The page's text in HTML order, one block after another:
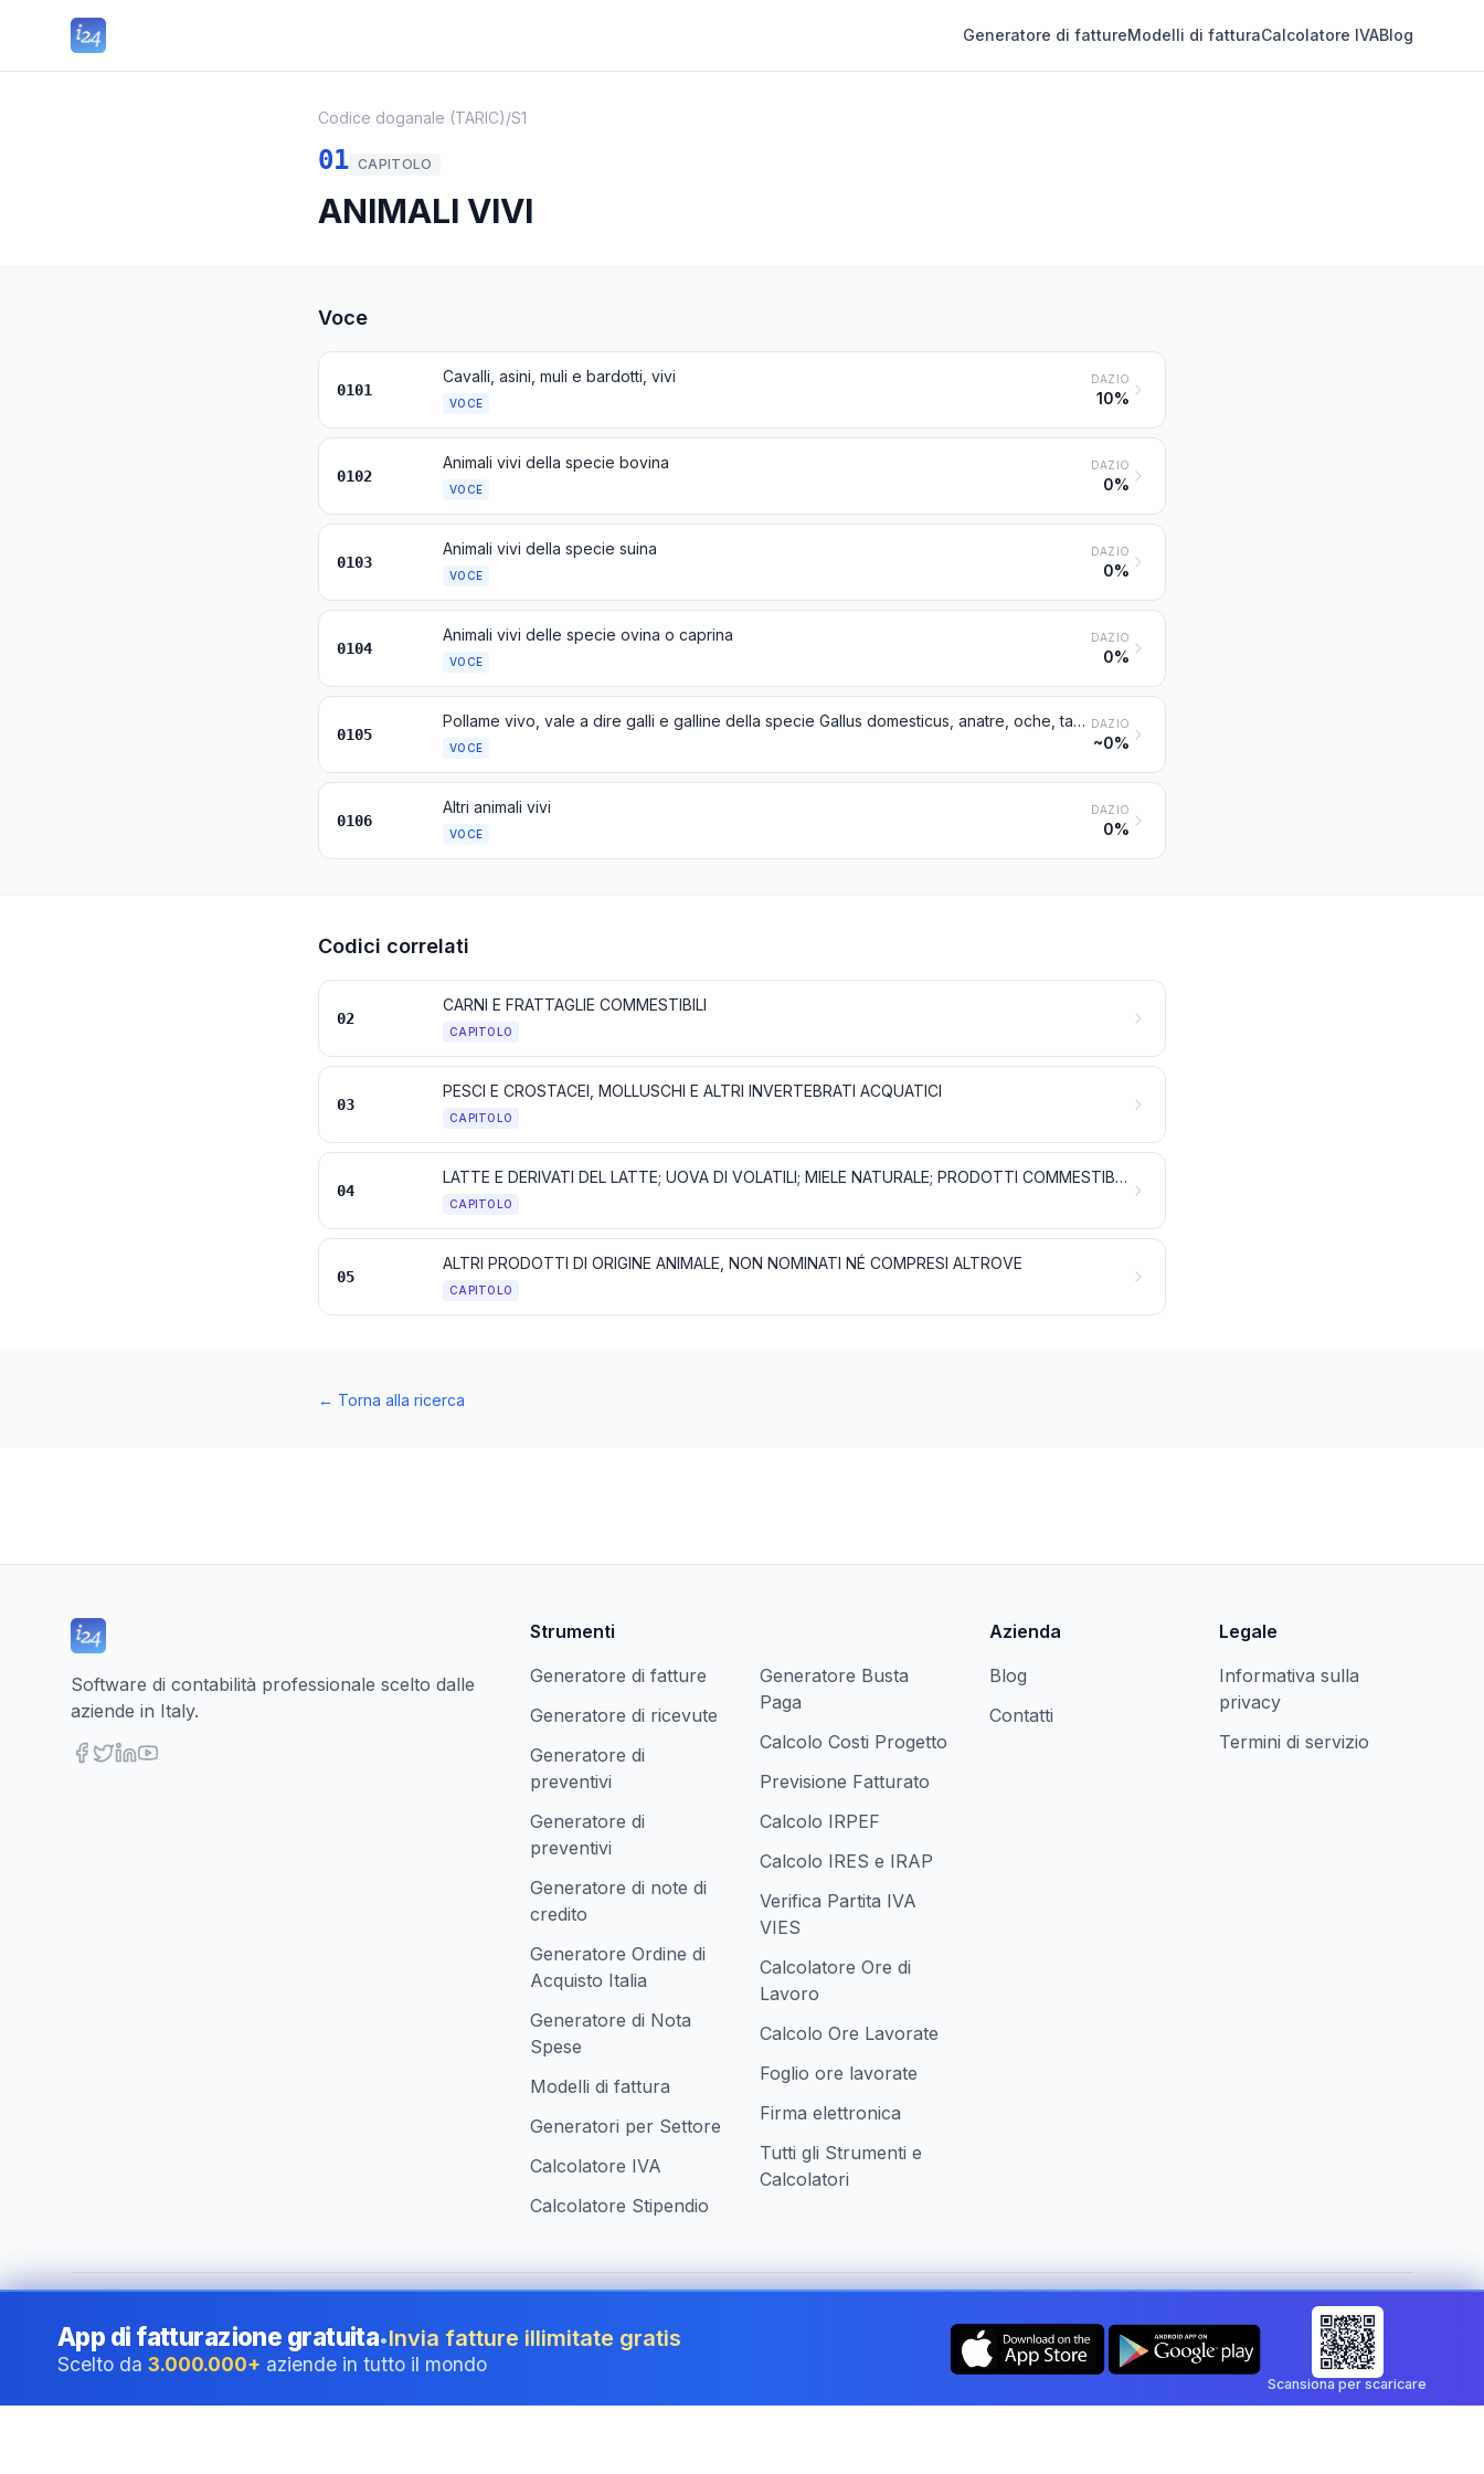
Generatore di fattureModelli di fatturaCalcolatore IVABlog
Codice doganale (TARIC)/S1
01 CAPITOLO
ANIMALI VIVI
Voce
0101
Cavalli, asini, muli e bardotti, vivi
VOCE
DAZIO
10%
0102
Animali vivi della specie bovina
VOCE
DAZIO
0%
0103
Animali vivi della specie suina
VOCE
DAZIO
0%
0104
Animali vivi delle specie ovina o caprina
VOCE
DAZIO
0%
0105
Pollame vivo, vale a dire galli e galline della specie Gallus domesticus, anatre, oche, tacchini, tacchine e faraone
VOCE
DAZIO
~0%
0106
Altri animali vivi
VOCE
DAZIO
0%
Codici correlati
02
CARNI E FRATTAGLIE COMMESTIBILI
CAPITOLO
03
PESCI E CROSTACEI, MOLLUSCHI E ALTRI INVERTEBRATI ACQUATICI
CAPITOLO
04
LATTE E DERIVATI DEL LATTE; UOVA DI VOLATILI; MIELE NATURALE; PRODOTTI COMMESTIBILI DI ORIGINE ANIMALE, NON NOMINATI NÉ COMPRESI ALTROVE
CAPITOLO
05
ALTRI PRODOTTI DI ORIGINE ANIMALE, NON NOMINATI NÉ COMPRESI ALTROVE
CAPITOLO
← Torna alla ricerca
Software di contabilità professionale scelto dalle
aziende in Italy.
Strumenti
Generatore di fatture
Generatore di ricevute
Generatore di
preventivi
Generatore di
preventivi
Generatore di note di
credito
Generatore Ordine di
Acquisto Italia
Generatore di Nota
Spese
Modelli di fattura
Generatori per Settore
Calcolatore IVA
Calcolatore Stipendio
Generatore Busta
Paga
Calcolo Costi Progetto
Previsione Fatturato
Calcolo IRPEF
Calcolo IRES e IRAP
Verifica Partita IVA
VIES
Calcolatore Ore di
Lavoro
Calcolo Ore Lavorate
Foglio ore lavorate
Firma elettronica
Tutti gli Strumenti e
Calcolatori
Azienda
Blog
Contatti
Legale
Informativa sulla
privacy
Termini di servizio
©2026i24 Limited. All rights reserved.•Al servizio delle aziende in Italy Cambia paese: Italy
App di fatturazione gratuita•Invia fatture illimitate gratis
Scelto da 3.000.000+ aziende in tutto il mondo
Scansiona per scaricare